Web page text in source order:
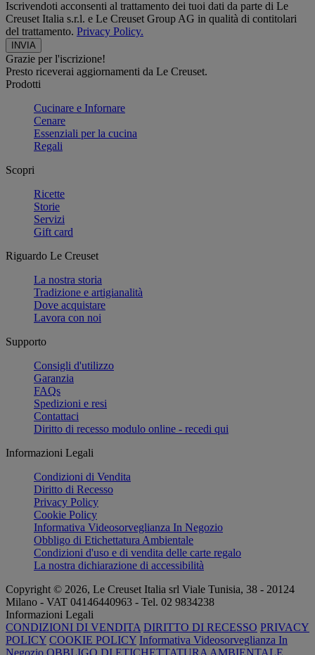
Iscrivendoti acconsenti al trattamento dei tuoi dati da parte di Le
Creuset Italia s.r.l. e Le Creuset Group AG in qualità di contitolari
del trattamento. Privacy Policy.
Grazie per l'iscrizione!
Presto riceverai aggiornamenti da Le Creuset.
Prodotti
Cucinare e Infornare
Cenare
Essenziali per la cucina
Regali
Scopri
Ricette
Storie
Servizi
Gift card
Riguardo Le Creuset
La nostra storia
Tradizione e artigianalità
Dove acquistare
Lavora con noi
Supporto
Consigli d'utilizzo
Garanzia
FAQs
Spedizioni e resi
Contattaci
Diritto di recesso modulo online - recedi qui
Informazioni Legali
Condizioni di Vendita
Diritto di Recesso
Privacy Policy
Cookie Policy
Informativa Videosorveglianza In Negozio
Obbligo di Etichettatura Ambientale
Condizioni d'uso e di vendita delle carte regalo
La nostra dichiarazione di accessibilità
Copyright © 2026, Le Creuset Italia srl ​​Viale Tunisia, 38 - 20124
Milano - VAT 04146440963 - Tel. 02 9834238
Informazioni Legali
CONDIZIONI DI VENDITA DIRITTO DI RECESSO PRIVACY
POLICY COOKIE POLICY Informativa Videosorveglianza In
Negozio OBBLIGO DI ETICHETTATURA AMBIENTALE